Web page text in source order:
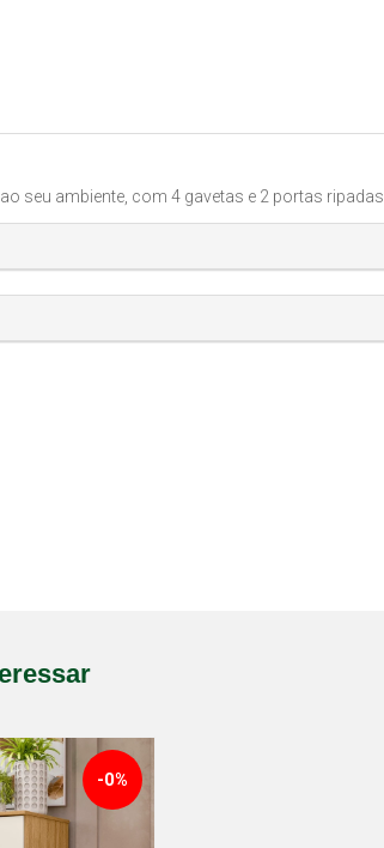
seu ambiente, com 4 gavetas e 2 portas ripadas.
-0%